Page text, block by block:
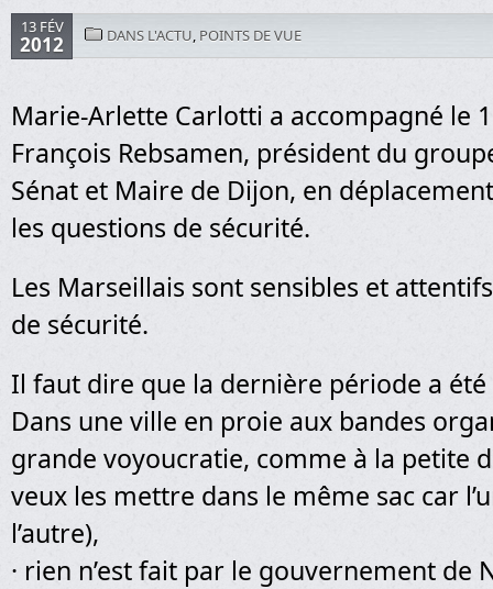
13 FÉV
2012 DANS L'ACTU, POINTS DE VUE
Marie-Arlette Carlotti a accompagné le
François Rebsamen, président du
Sénat et Maire de Dijon, en
les questions de sécurité.
Les Marseillais sont sensibles et
de sécurité.
Il faut dire que la dernière période a
Dans une ville en proie aux bandes
grande voyoucratie, comme à la petite
veux les mettre dans le même sac car
l’autre),
· rien n’est fait par le gouvernement de